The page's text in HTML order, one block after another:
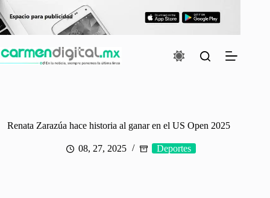
Saltar
al
contenido
Renata Zarazúa hace historia al ganar en el US Open 2025
08, 27, 2025 Deportes